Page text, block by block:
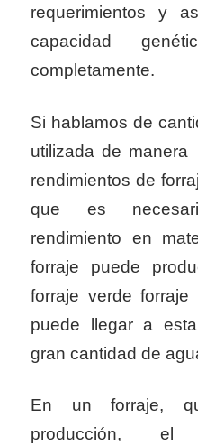
requerimientos y
capacidad
completamente.
Si hablamos de
utilizada de
rendimientos de
que es
rendimiento en
forraje puede
forraje verde
puede llegar a
gran cantidad de
En un forraje,
producción, el